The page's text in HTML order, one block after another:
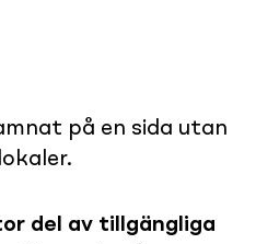
på en sida utan
lokaler.
del av tillgängliga